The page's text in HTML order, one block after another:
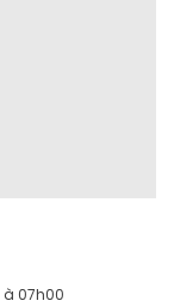
à 07h00